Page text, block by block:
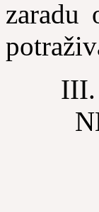
zaradu
III.